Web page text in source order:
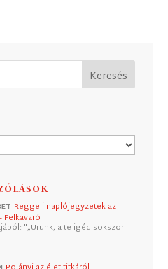
Reggeli naplójegyzetek az
Felkavaró
"„Urunk, a te igéd sokszor